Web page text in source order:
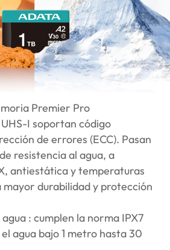
Premier Pro
I soportan código
de errores (ECC). Pasan
resistencia al agua, a
antiestática y temperaturas
durabilidad y protección
: cumplen la norma IPX7
agua bajo 1 metro hasta 30